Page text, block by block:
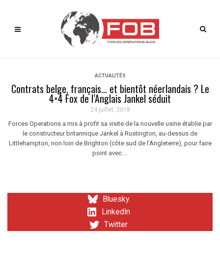
ACTUALITÉS
Contrats belge, français… et bientôt néerlandais ? Le
4×4 Fox de l’Anglais Jankel séduit
24 juillet, 2018
Forces Operations a mis à profit sa visite de la nouvelle usine établie par
le constructeur britannique Jankel à Rustington, au-dessus de
Littlehampton, non loin de Brighton (côte sud de l’Angleterre), pour faire
point avec ...
Bluesky
LinkedIn
Twitter